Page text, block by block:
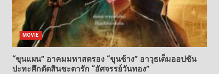
MOVIE
“ขุนแผน” อาคมมหาสตรอง “ขุนช้าง” อาวุธเต็มออปชัน
ปะทะศึกตัดสินชะตารัก “อัศจรรย์วันทอง”